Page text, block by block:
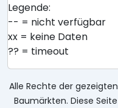
Legende:
-- = nicht verfügbar
xx = keine Daten
?? = timeout
Alle Rechte der
Baumärkten. Diese